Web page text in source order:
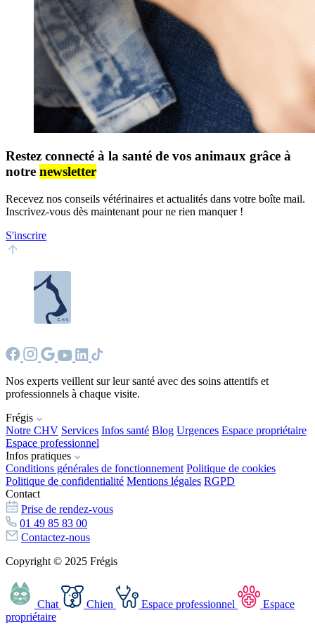
Restez connecté à la santé de vos animaux grâce à
notre newsletter
Recevez nos conseils vétérinaires et actualités dans votre boîte mail.
Inscrivez-vous dès maintenant pour ne rien manquer !
S'inscrire
Nos experts veillent sur leur santé avec des soins attentifs et
professionnels à chaque visite.
Frégis
Notre CHV Services Infos santé Blog Urgences Espace propriétaire
Espace professionnel
Infos pratiques
Conditions générales de fonctionnement Politique de cookies
Politique de confidentialité Mentions légales RGPD
Contact
Prise de rendez-vous
01 49 85 83 00
Contactez-nous
Copyright © 2025 Frégis
Chat Chien Espace professionnel
Espace
propriétaire